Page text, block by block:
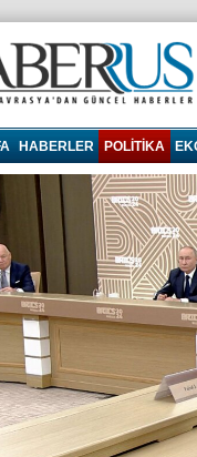
HABERLER POLITIKA